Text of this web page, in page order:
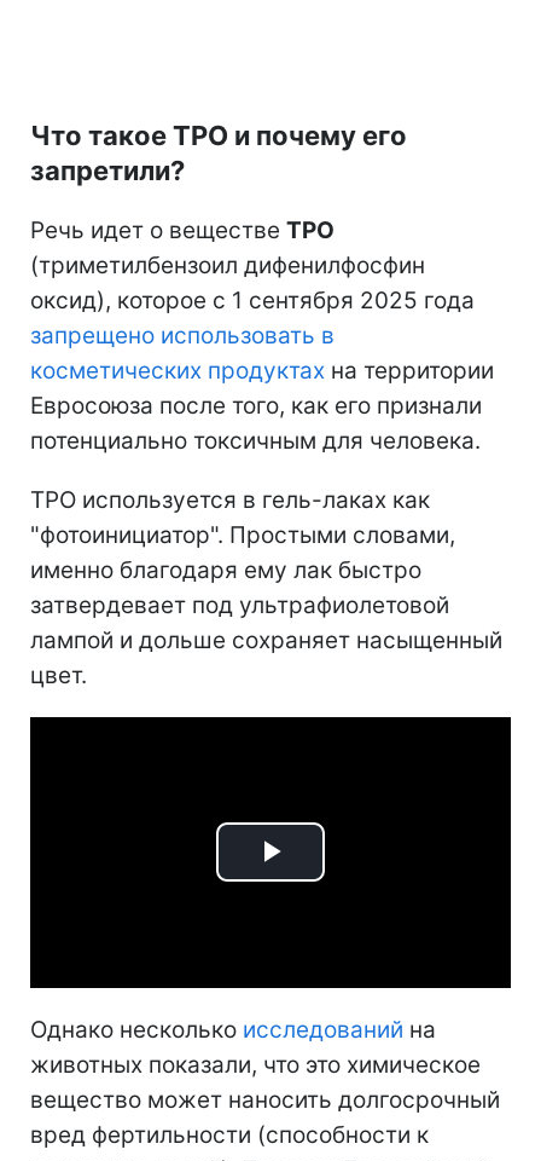
Что такое TPO и почему его
запретили?
Речь идет о веществе TPO
(триметилбензоил дифенилфосфин
оксид), которое с 1 сентября 2025 года
запрещено использовать в
косметических продуктах на территории
Евросоюза после того, как его признали
потенциально токсичным для человека.
TPO используется в гель-лаках как
"фотоинициатор". Простыми словами,
именно благодаря ему лак быстро
затвердевает под ультрафиолетовой
лампой и дольше сохраняет насыщенный
цвет.
Play
Однако несколько исследований на
животных показали, что это химическое
вещество может наносить долгосрочный
вред фертильности (способности к